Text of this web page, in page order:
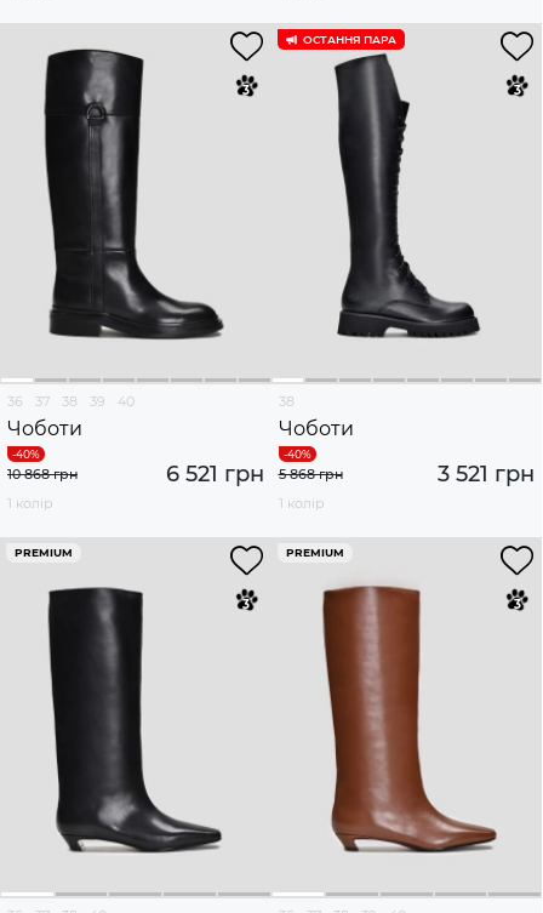
36 37 38 39 40
Чоботи
6 521 грн
10 868 грн
1 колір
ОСТАННЯ ПАРА
38
Чоботи
3 521 грн
5 868 грн
1 колір
PREMIUM PREMIUM